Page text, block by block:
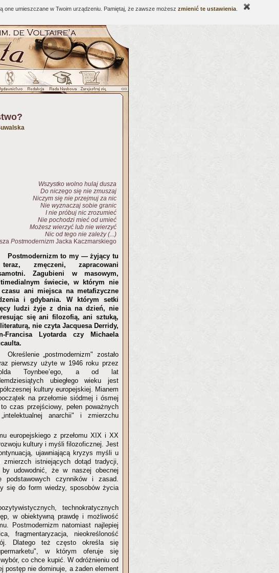
umieszczane w Twoim urządzeniu. Pamiętaj, że zawsze możesz zmienić te ustawienia
Wszystko wolno hulaj dusza
Do niczego się nie zmuszaj
Niczym się nie przejmuj za nic
Nie wyznaczaj sobie granic
I nie próbuj nic zrozumieć
Nie pochodzi mieć od umieć
Możesz wierzyć lub nie wierzyć
Nic od tego nie zależy (...)
Postmodernizm Jacka Kaczmarskiego
Postmodernizm to my — żyjący tu
zmęczeni, zapracowani
Zagubieni w masowym,
świecie, w którym nie
ani miejsca na metafizyczne
i gdybania. W którym setki
ludzi żyje z dnia na dzień, nie
się ani filozofią, ani sztuką,
nie czyta Jacquesa Derridy,
Francisa Lyotarda czy Michaela
Określenie „postmodernizm" zostało
pierwszy użyte w 1946 roku przez
Toynbee’ego, a od lat
ubiegłego wieku jest
kultury europejskiej. Mianem
na przełomie siódmej i ósmej
czas przejściowy, pełen poważnych
anarchii" i zmierzchu
europejskiego z przełomu XIX i XX
kultury i myśli filozoficznej. Jest
ujawniającą kryzys myśli u
istniejących dotąd tradycji,
udowodnić, że w naszej obecnej
podstawowych czynników i zasad.
się do form wiedzy, sposobów życia
technokratycznych
w obiektywną prawdę i możliwość
Postmodernizm natomiast najlepiej
fragmentaryzacja, nieokreśloność
Dlatego też często określa się
w którym oferuje się
co chce kupić. W odróżnieniu od
postęp nie dominuje, a żaden element